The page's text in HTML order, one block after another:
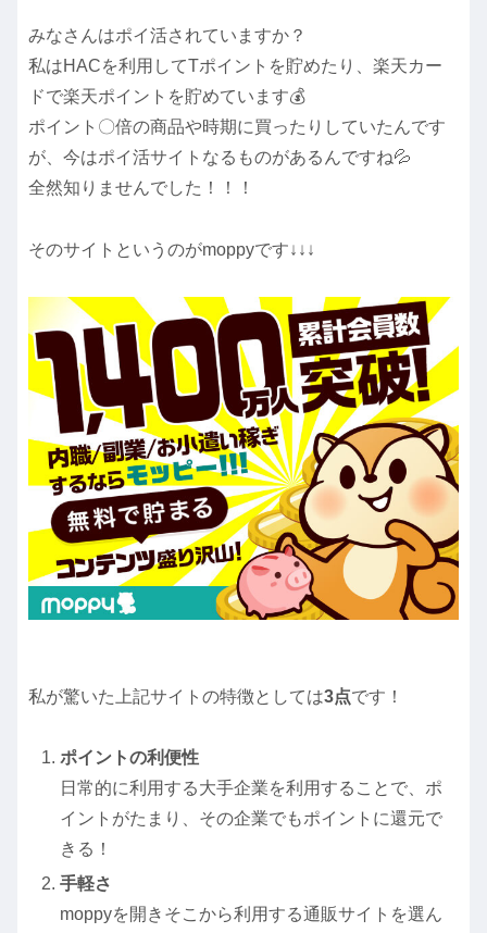
みなさんはポイ活されていますか？
私はHACを利用してTポイントを貯めたり、楽天カー
ドで楽天ポイントを貯めています💰
ポイント〇倍の商品や時期に買ったりしていたんです
が、今はポイ活サイトなるものがあるんですね💦
全然知りませんでした！！！
そのサイトというのがmoppyです↓↓↓
私が驚いた上記サイトの特徴としては3点です！
ポイントの利便性
日常的に利用する大手企業を利用することで、ポ
イントがたまり、その企業でもポイントに還元で
きる！
手軽さ
moppyを開きそこから利用する通販サイトを選ん